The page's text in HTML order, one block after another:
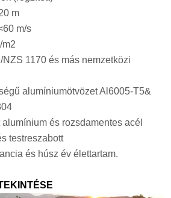
m
m/s
m2
NZS 1170 és más nemzetközi
alumíniumötvözet Al6005-T5&
és rozsdamentes acél
testreszabott
és húsz év élettartam.